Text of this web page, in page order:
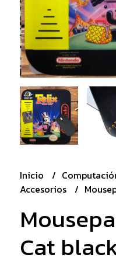
Inicio
Accesorios
Cat